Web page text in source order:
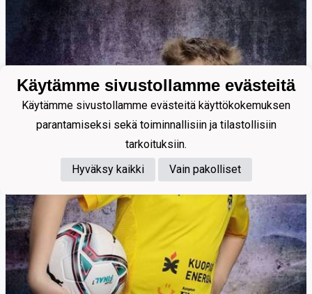
Käytämme sivustollamme evästeitä
Käytämme sivustollamme evästeitä käyttökokemuksen
parantamiseksi sekä toiminnallisiin ja tilastollisiin
tarkoituksiin.
Hyväksy kaikki
Vain pakolliset